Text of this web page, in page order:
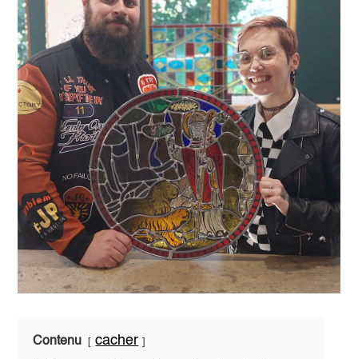
Contenu
cacher